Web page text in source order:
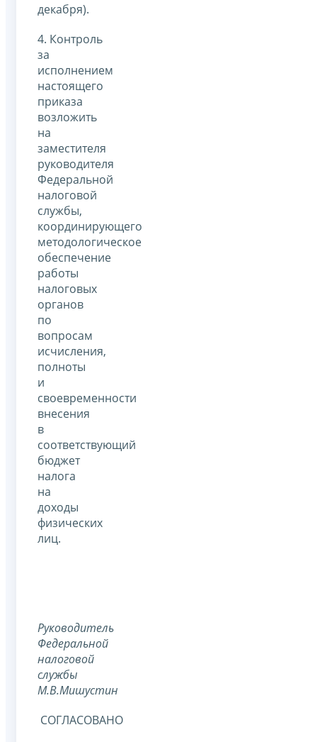
декабря).
4. Контроль
за
исполнением
настоящего
приказа
возложить
на
заместителя
руководителя
Федеральной
налоговой
службы,
координирующего
методологическое
обеспечение
работы
налоговых
органов
по
вопросам
исчисления,
полноты
и
своевременности
внесения
в
соответствующий
бюджет
налога
на
доходы
физических
лиц.
Руководитель
Федеральной
налоговой
службы
М.В.Мишустин
СОГЛАСОВАНО